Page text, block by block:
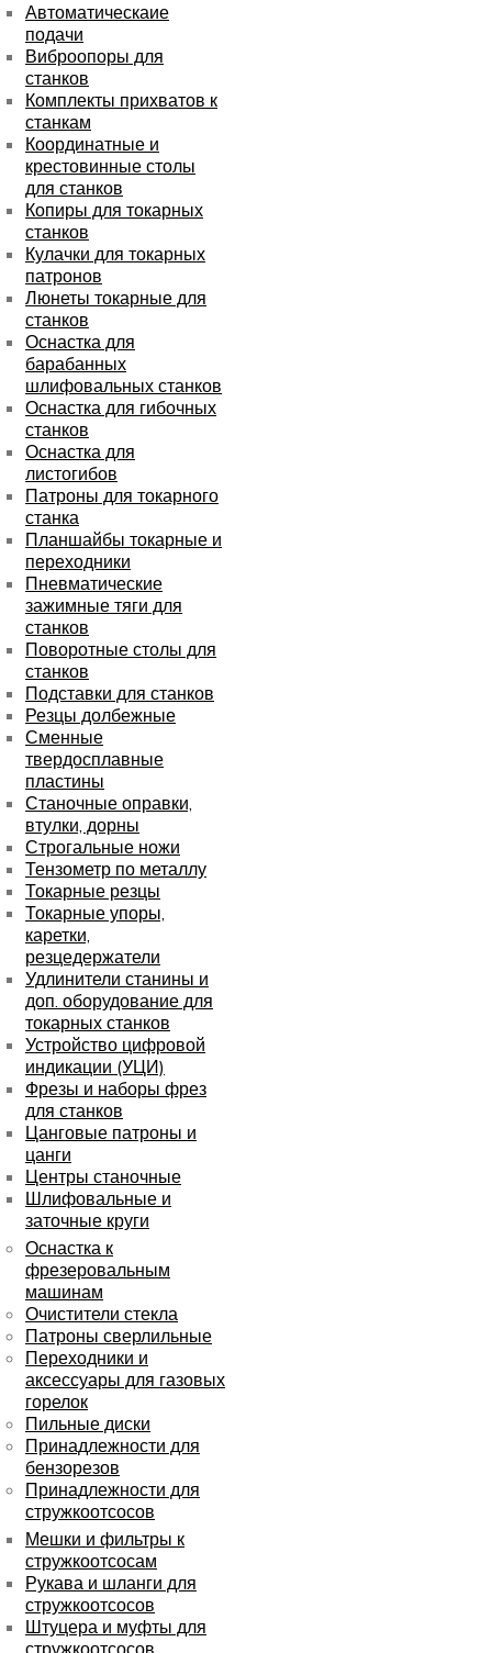
Автоматическаие
подачи
Виброопоры для
станков
Комплекты прихватов к
станкам
Координатные и
крестовинные столы
для станков
Копиры для токарных
станков
Кулачки для токарных
патронов
Люнеты токарные для
станков
Оснастка для
барабанных
шлифовальных станков
Оснастка для гибочных
станков
Оснастка для
листогибов
Патроны для токарного
станка
Планшайбы токарные и
переходники
Пневматические
зажимные тяги для
станков
Поворотные столы для
станков
Подставки для станков
Резцы долбежные
Сменные
твердосплавные
пластины
Станочные оправки,
втулки, дорны
Строгальные ножи
Тензометр по металлу
Токарные резцы
Токарные упоры,
каретки,
резцедержатели
Удлинители станины и
доп. оборудование для
токарных станков
Устройство цифровой
индикации (УЦИ)
Фрезы и наборы фрез
для станков
Цанговые патроны и
цанги
Центры станочные
Шлифовальные и
заточные круги
Оснастка к
фрезеровальным
машинам
Очистители стекла
Патроны сверлильные
Переходники и
аксессуары для газовых
горелок
Пильные диски
Принадлежности для
бензорезов
Принадлежности для
стружкоотсосов
Мешки и фильтры к
стружкоотсосам
Рукава и шланги для
стружкоотсосов
Штуцера и муфты для